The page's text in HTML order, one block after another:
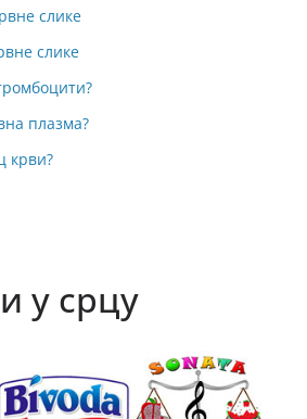
слике
слике
плазма?
крви?
у срцу